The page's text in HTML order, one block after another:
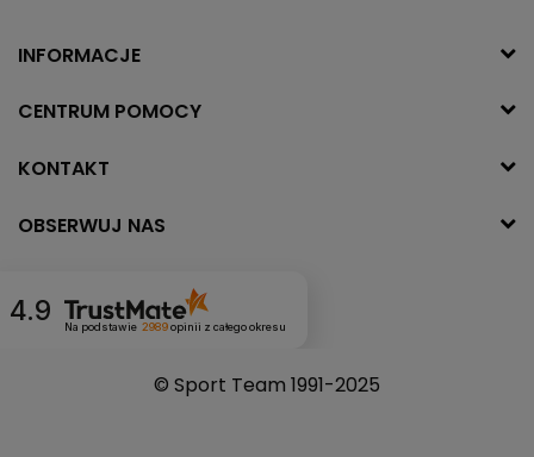
INFORMACJE
CENTRUM POMOCY
KONTAKT
OBSERWUJ NAS
4.9 Na podstawie 2989opinii z całego okresu
© Sport Team 1991-2025